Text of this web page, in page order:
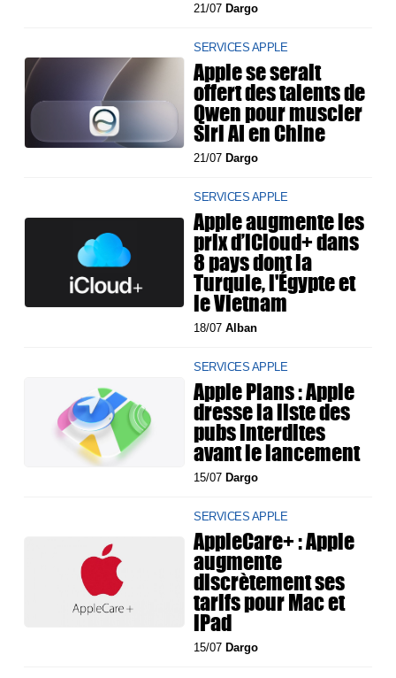
21/07 Dargo
SERVICES APPLE
Apple se serait
offert des talents de
Qwen pour muscler
Siri AI en Chine
21/07 Dargo
SERVICES APPLE
Apple augmente les
prix d’iCloud+ dans
8 pays dont la
Turquie, l'Égypte et
le Vietnam
18/07Alban
SERVICES APPLE
Apple Plans : Apple
dresse la liste des
pubs interdites
avant le lancement
15/07 Dargo
SERVICES APPLE
AppleCare+ : Apple
augmente
discrètement ses
tarifs pour Mac et
iPad
15/07 Dargo